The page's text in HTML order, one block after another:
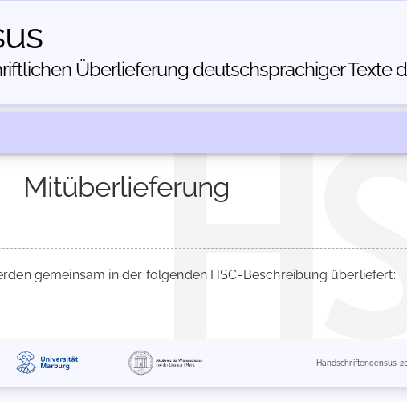
Über­lieferung deutschsprachiger Texte
Mitüberlieferung
gemeinsam in der folgenden HSC-Beschreibung überliefert:
Handschriftencensus